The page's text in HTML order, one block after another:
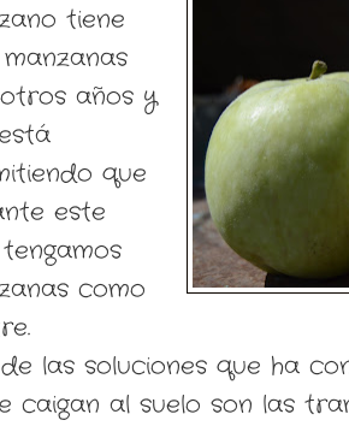
tiene
años y
que
este
como
las soluciones que ha
caigan al suelo son las